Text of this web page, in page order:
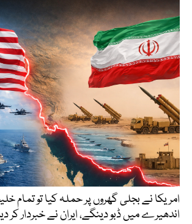
امریکا نے بجلی گھروں پر حملہ کیا تو تمام
اندھیرے میں ڈبو دینگے، ایران نے خبردار کر